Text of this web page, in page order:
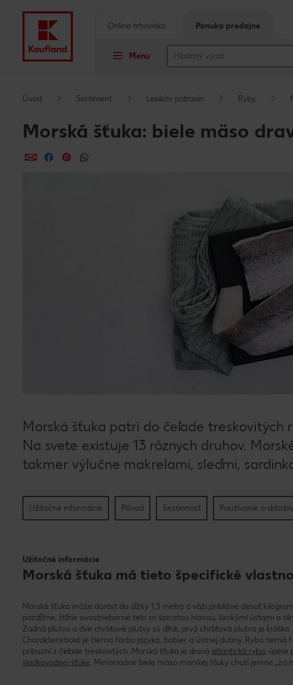
Menu
Online trhovisko Ponuka predajne
Úvod Sortiment Lexikón potravín Ryby
Morská šťuka: biele mäso
ZdieľaťZdieľaťZdieľať
Morská šťuka patrí do čeľade treskovitých
Na svete existuje 13 rôznych druhov.
takmer výlučne makrelami, sleďmi,
Užitočné informácie Pôvod Sezónnosť Používanie a
Užitočné informácie
Morská šťuka má tieto špecifické
Morská šťuka môže dorásť do dĺžky 1,3 metra a váži približne desať
pozdĺžne, štíhle sivostrieborné telo so špicatou hlavou, širokými ústami a
Zadná plutva a dve chrbtové plutvy sú dlhé, prvá chrbtová plutva je krátka.
Charakteristická je čierna farba jazyka, žiabier a ústnej dutiny. Ryba nemá
príbuzní z čeľade treskovitých. Morská šťuka je dravá atlantická ryba, úplne
sladkovodnej šťuke. Mimoriadne biele mäso morskej šťuky chutí jemne „za